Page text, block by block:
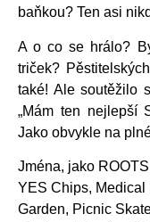
baňkou? Ten asi
A o co se hrálo?
triček?
také! Ale soutěžilo
„Mám ten nejlepší
Jako obvykle na
Jména, jako
YES Chips, Medical
Garden, Picnic